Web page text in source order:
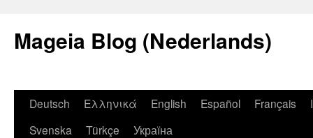
Mageia Blog (Nederlands)
Deutsch Ελληνικά English Español Français
Svenska
Türkçe Україна